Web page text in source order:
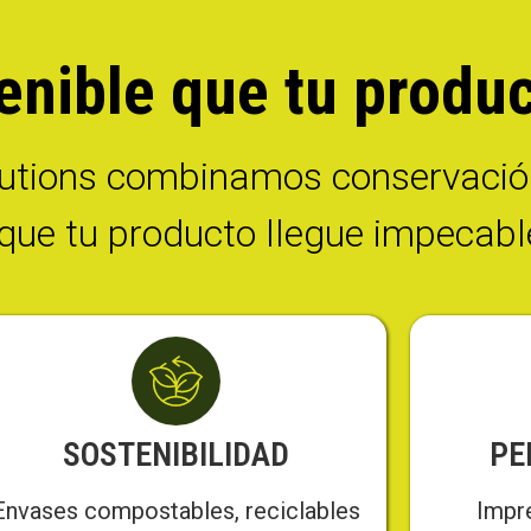
que tu
combinamos
tu producto llegue
SOSTENIBILIDAD
compostables, reciclables